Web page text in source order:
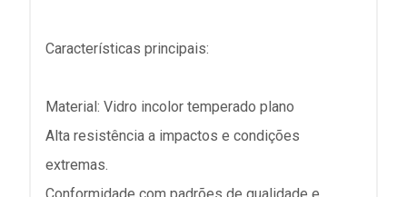
Características principais:
Material: Vidro incolor temperado plano
Alta resistência a impactos e condições
extremas.